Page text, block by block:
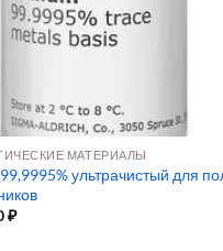
МАТЕРИАЛЫ
ультрачистый для
₽